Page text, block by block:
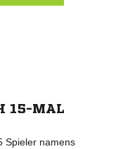
15-MAL
Spieler namens